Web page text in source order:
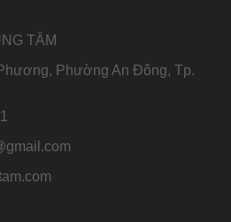
TÂM
Phường An Đông, Tp.